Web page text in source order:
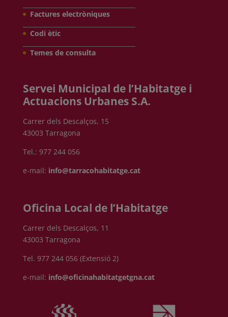
Factures electròniques
Codi ètic
Temes de consulta
Servei Municipal de l’Habitatge i
Actuacions Urbanes S.A.
Carrer dels Descalços, 15
43003 Tarragona
Tel.: 977 244 056
e-mail: info@tarracohabitatge.cat
Oficina Local de l’Habitatge
Carrer dels Descalços, 11
43003 Tarragona
Tel. 977 244 056 (Extensió 2)
e-mail: info@oficinahabitatgetgna.cat